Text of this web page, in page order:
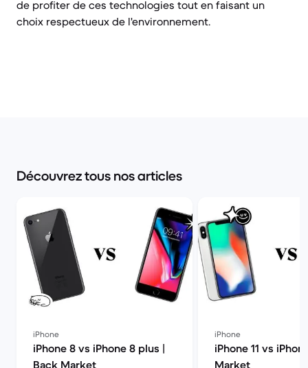
de profiter de ces technologies tout en faisant un
choix respectueux de l'environnement.
Découvrez tous nos articles
iPhone
iPhone 8 vs iPhone 8 plus |
Back Market
iPhone
iPhone 11 vs
Market